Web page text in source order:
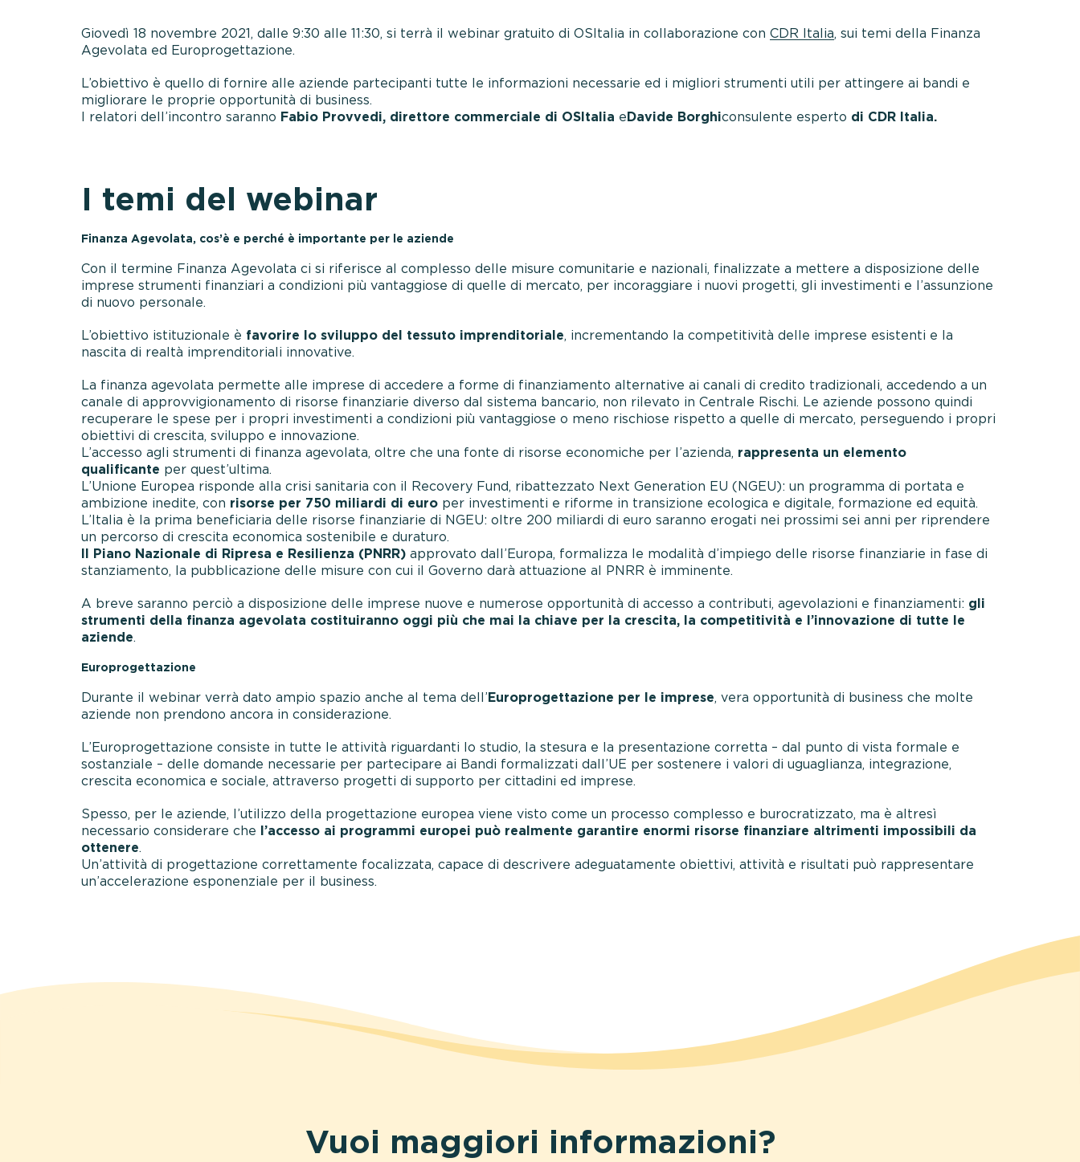
Giovedì 18 novembre 2021, dalle 9:30 alle 11:30, si terrà il webinar gratuito di OSItalia in collaborazione con CDR Italia, sui temi della Finanza
Agevolata ed Europrogettazione.
L’obiettivo è quello di fornire alle aziende partecipanti tutte le informazioni necessarie ed i migliori strumenti utili per attingere ai bandi e
migliorare le proprie opportunità di business.
I relatori dell’incontro saranno Fabio Provvedi, direttore commerciale di OSItalia e Davide Borghiconsulente esperto di CDR Italia.
I temi del webinar
Finanza Agevolata, cos’è e perché è importante per le aziende
Con il termine Finanza Agevolata ci si riferisce al complesso delle misure comunitarie e nazionali, finalizzate a mettere a disposizione delle
imprese strumenti finanziari a condizioni più vantaggiose di quelle di mercato, per incoraggiare i nuovi progetti, gli investimenti e l’assunzione
di nuovo personale.
L’obiettivo istituzionale è favorire lo sviluppo del tessuto imprenditoriale, incrementando la competitività delle imprese esistenti e la
nascita di realtà imprenditoriali innovative.
La finanza agevolata permette alle imprese di accedere a forme di finanziamento alternative ai canali di credito tradizionali, accedendo a un
canale di approvvigionamento di risorse finanziarie diverso dal sistema bancario, non rilevato in Centrale Rischi. Le aziende possono quindi
recuperare le spese per i propri investimenti a condizioni più vantaggiose o meno rischiose rispetto a quelle di mercato, perseguendo i propri
obiettivi di crescita, sviluppo e innovazione.
L’accesso agli strumenti di finanza agevolata, oltre che una fonte di risorse economiche per l’azienda, rappresenta un elemento
qualificante per quest’ultima.
L’Unione Europea risponde alla crisi sanitaria con il Recovery Fund, ribattezzato Next Generation EU (NGEU): un programma di portata e
ambizione inedite, con risorse per 750 miliardi di europer investimenti e riforme in transizione ecologica e digitale, formazione ed equità.
L’Italia è la prima beneficiaria delle risorse finanziarie di NGEU: oltre 200 miliardi di euro saranno erogati nei prossimi sei anni per riprendere
un percorso di crescita economica sostenibile e duraturo.
Il Piano Nazionale di Ripresa e Resilienza (PNRR)approvato dall’Europa, formalizza le modalità d’impiego delle risorse finanziarie in fase di
stanziamento, la pubblicazione delle misure con cui il Governo darà attuazione al PNRR è imminente.
A breve saranno perciò a disposizione delle imprese nuove e numerose opportunità di accesso a contributi, agevolazioni e finanziamenti: gli
strumenti della finanza agevolata costituiranno oggi più che mai la chiave per la crescita, la competitività e l’innovazione di tutte le
aziende.
Europrogettazione
Durante il webinar verrà dato ampio spazio anche al tema dell’ Europrogettazione per le imprese, vera opportunità di business che molte
aziende non prendono ancora in considerazione.
L’Europrogettazione consiste in tutte le attività riguardanti lo studio, la stesura e la presentazione corretta – dal punto di vista formale e
sostanziale – delle domande necessarie per partecipare ai Bandi formalizzati dall’UE per sostenere i valori di uguaglianza, integrazione,
crescita economica e sociale, attraverso progetti di supporto per cittadini ed imprese.
Spesso, per le aziende, l’utilizzo della progettazione europea viene visto come un processo complesso e burocratizzato, ma è altresì
necessario considerare che
l’accesso ai programmi europei può realmente garantire enormi risorse finanziare altrimenti impossibili da
ottenere.
Un’attività di progettazione correttamente focalizzata, capace di descrivere adeguatamente obiettivi, attività e risultati può rappresentare
un’accelerazione esponenziale per il business.
Vuoi maggiori informazioni?